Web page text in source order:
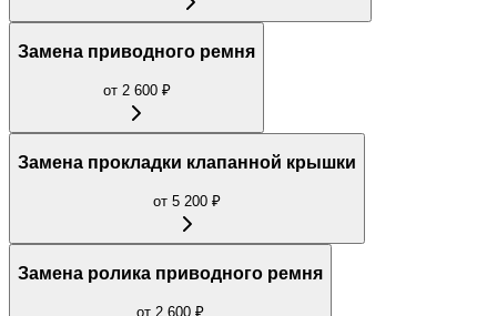
Замена приводного ремня
от 2 600₽
Замена прокладки клапанной крышки
от 5 200 ₽
Замена ролика приводного ремня
от 2 600 ₽